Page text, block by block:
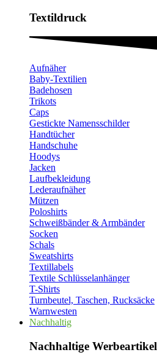
Textildruck​
Aufnäher
Baby-Textilien
Badehosen
Trikots
Caps
Gestickte Namensschilder
Handtücher
Handschuhe
Hoodys
Jacken
Laufbekleidung
Lederaufnäher
Mützen
Poloshirts
Schweißbänder & Armbänder
Socken
Schals
Sweatshirts
Textillabels
Textile Schlüsselanhänger
T-Shirts
Turnbeutel, Taschen, Rucksäcke
Warnwesten
Nachhaltig
Nachhaltige Werbeartikel​